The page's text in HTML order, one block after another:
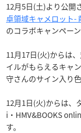
12月5日(土)より公開
卓領域キャメロット-
のコラボキャンペー
11月17日(火)からは
イルがもらえるキャ
守さんのサイン入り
12月1日(火)からは、
i・HMV&BOOKS
す。